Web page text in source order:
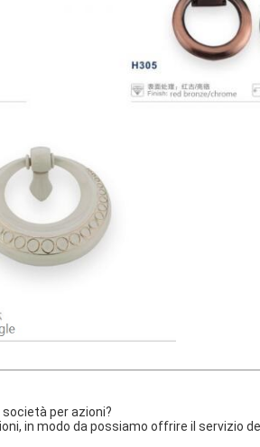
per azioni?
in modo da possiamo offrire il servizio